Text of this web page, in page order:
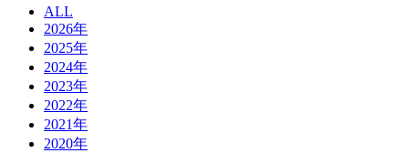
ALL
2026年
2025年
2024年
2023年
2022年
2021年
2020年